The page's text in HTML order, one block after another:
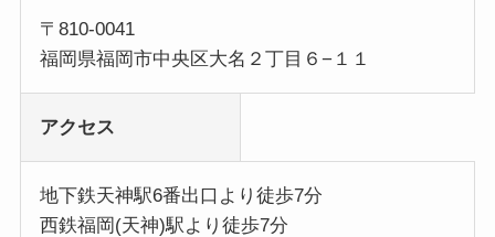
〒810-0041
福岡県福岡市中央区大名２丁目６−１１
アクセス
地下鉄天神駅6番出口より徒歩7分
西鉄福岡(天神)駅より徒歩7分